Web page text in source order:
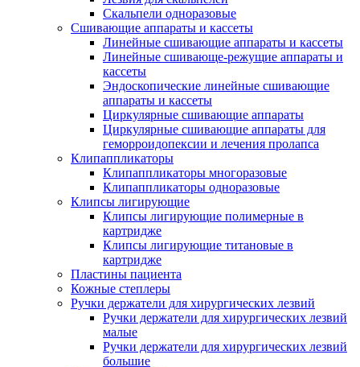
Скальпели одноразовые
Сшивающие аппараты и кассеты
Линейные сшивающие аппараты и кассеты
Линейные сшивающе-режущие аппараты и
кассеты
Эндоскопические линейные сшивающие
аппараты и кассеты
Циркулярные сшивающие аппараты
Циркулярные сшивающие аппараты для
геморроидопексии и лечения пролапса
Клипаппликаторы
Клипаппликаторы многоразовые
Клипаппликаторы одноразовые
Клипсы лигирующие
Клипсы лигирующие полимерные в
картридже
Клипсы лигирующие титановые в
картридже
Пластины пациента
Кожные степлеры
Ручки держатели для хирургических лезвий
Ручки держатели для хирургических лезвий
малые
Ручки держатели для хирургических лезвий
большие